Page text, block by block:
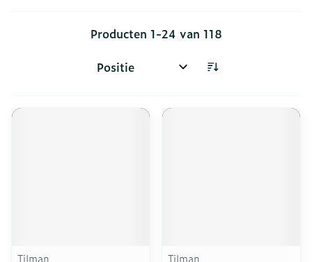
Producten 1-24 van 118
Sorteer op:
Tilman
Tilman